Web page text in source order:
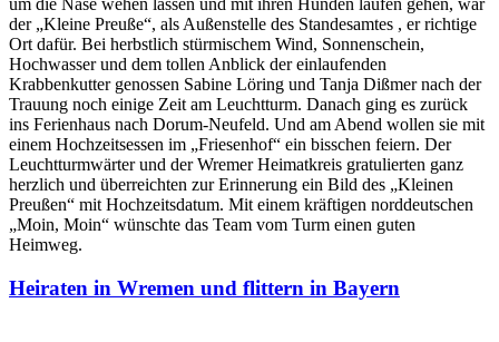
um die Nase wehen lassen und mit ihren Hunden laufen gehen, war
der „Kleine Preuße“, als Außenstelle des Standesamtes , er richtige
Ort dafür. Bei herbstlich stürmischem Wind, Sonnenschein,
Hochwasser und dem tollen Anblick der einlaufenden
Krabbenkutter genossen Sabine Löring und Tanja Dißmer nach der
Trauung noch einige Zeit am Leuchtturm. Danach ging es zurück
ins Ferienhaus nach Dorum-Neufeld. Und am Abend wollen sie mit
einem Hochzeitsessen im „Friesenhof“ ein bisschen feiern. Der
Leuchtturmwärter und der Wremer Heimatkreis gratulierten ganz
herzlich und überreichten zur Erinnerung ein Bild des „Kleinen
Preußen“ mit Hochzeitsdatum. Mit einem kräftigen norddeutschen
„Moin, Moin“ wünschte das Team vom Turm einen guten
Heimweg.
Heiraten in Wremen und flittern in Bayern